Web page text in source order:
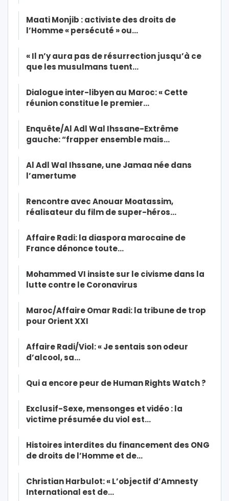
Maati Monjib : activiste des droits de
l’Homme « persécuté » ou…
« Il n’y aura pas de résurrection jusqu’à ce
que les musulmans tuent…
Dialogue inter-libyen au Maroc: « Cette
réunion constitue le premier…
Enquête/Al Adl Wal Ihssane-Extrême
gauche: “frapper ensemble mais…
Al Adl Wal Ihssane, une Jamaa née dans
l’amertume
Rencontre avec Anouar Moatassim,
réalisateur du film de super-héros…
Affaire Radi: la diaspora marocaine de
France dénonce toute…
Mohammed VI insiste sur le civisme dans la
lutte contre le Coronavirus
Maroc/Affaire Omar Radi: la tribune de trop
pour Orient XXI
Affaire Radi/Viol: « Je sentais son odeur
d’alcool, sa…
Qui a encore peur de Human Rights Watch ?
Exclusif-Sexe, mensonges et vidéo : la
victime présumée du viol est…
Histoires interdites du financement des ONG
de droits de l’Homme et de…
Christian Harbulot: « L’objectif d’Amnesty
International est de…